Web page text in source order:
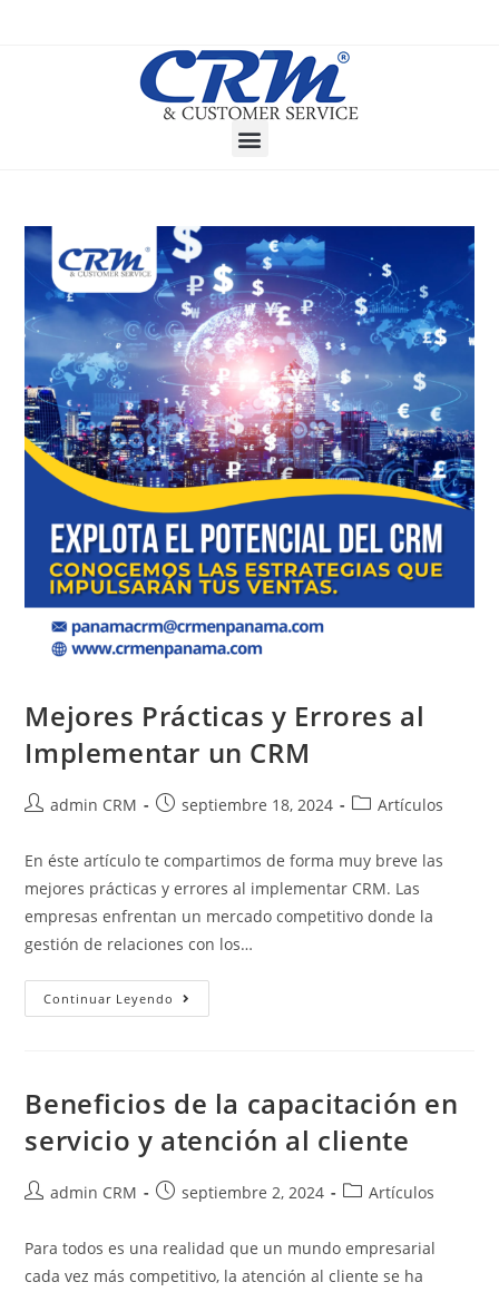
Mejores Prácticas y Errores al
Implementar un CRM
admin CRM septiembre 18, 2024 Artículos
En éste artículo te compartimos de forma muy breve las
mejores prácticas y errores al implementar CRM. Las
empresas enfrentan un mercado competitivo donde la
gestión de relaciones con los…
Continuar Leyendo
Beneficios de la capacitación en
servicio y atención al cliente
admin CRM septiembre 2, 2024 Artículos
Para todos es una realidad que un mundo empresarial
cada vez más competitivo, la atención al cliente se ha